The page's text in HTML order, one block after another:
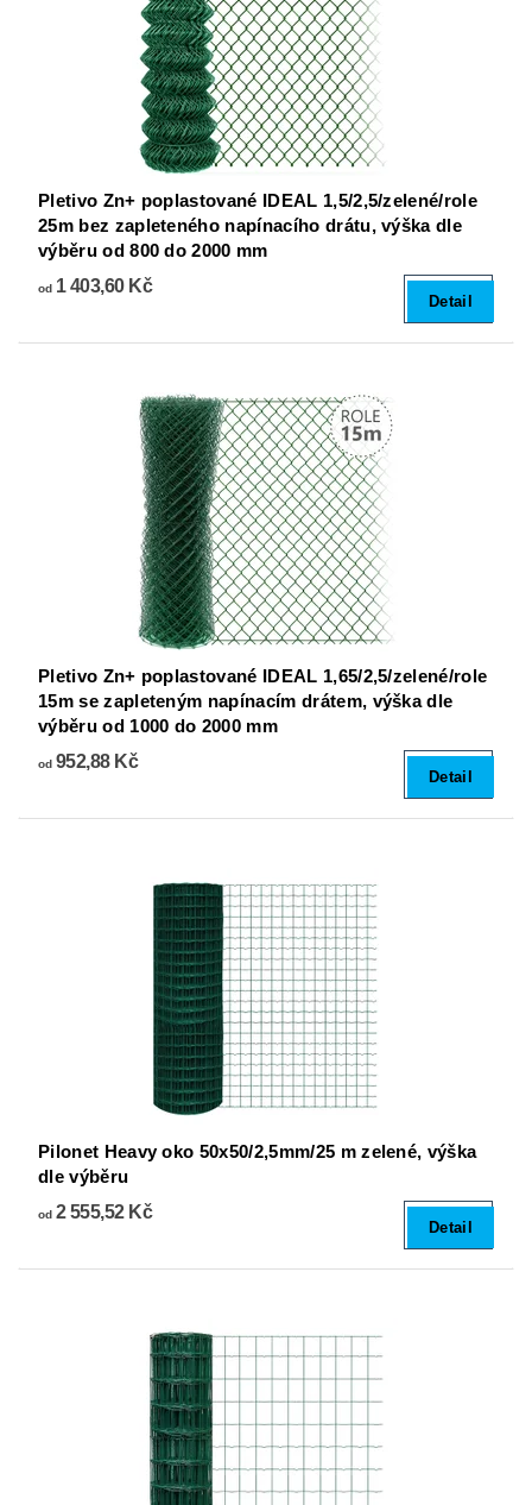
Pletivo Zn+ poplastované IDEAL 1,5/2,5/zelené/role
25m bez zapleteného napínacího drátu, výška dle
výběru od 800 do 2000 mm
od1 403,60 Kč
Detail
Pletivo Zn+ poplastované IDEAL 1,65/2,5/zelené/role
15m se zapleteným napínacím drátem, výška dle
výběru od 1000 do 2000 mm
od952,88 Kč
Detail
Pilonet Heavy oko 50x50/2,5mm/25 m zelené, výška
dle výběru
od2 555,52 Kč
Detail